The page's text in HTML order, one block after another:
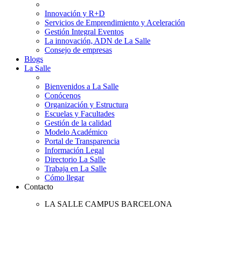
Innovación y R+D
Servicios de Emprendimiento y Aceleración
Gestión Integral Eventos
La innovación, ADN de La Salle
Consejo de empresas
Blogs
La Salle
Bienvenidos a La Salle
Conócenos
Organización y Estructura
Escuelas y Facultades
Gestión de la calidad
Modelo Académico
Portal de Transparencia
Información Legal
Directorio La Salle
Trabaja en La Salle
Cómo llegar
Contacto
LA SALLE CAMPUS BARCELONA